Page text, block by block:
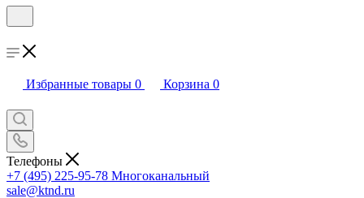
Избранные товары 0 Корзина 0
Телефоны
+7 (495) 225-95-78 Многоканальный
sale@ktnd.ru